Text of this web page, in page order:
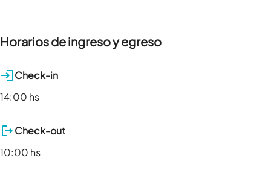
Horarios de ingreso y egreso
Check-in
14:00 hs
Check-out
10:00 hs